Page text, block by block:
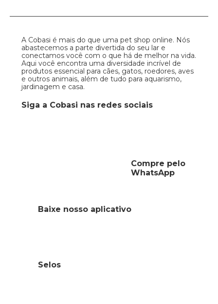
A Cobasi é mais do que uma pet shop online. Nós
abastecemos a parte divertida do seu lar e
conectamos você com o que há de melhor na vida.
Aqui você encontra uma diversidade incrível de
produtos essencial para cães, gatos, roedores, aves
e outros animais, além de tudo para aquarismo,
jardinagem e casa.
Siga a Cobasi nas redes sociais
Compre pelo
WhatsApp
Baixe nosso aplicativo
Selos